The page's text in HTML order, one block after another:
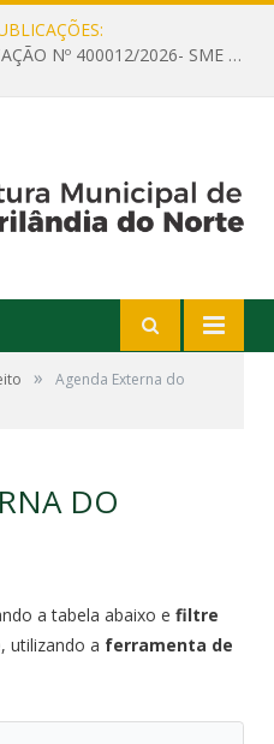
AVISO DE DISPENSA DE LICITAÇÃO Nº 400012/2026- SME – CONTRATAÇÃO DE EMPRESA ESPECIALIZADA PARA LOCAÇÃO DE ÔNIBUS EXECUTIVO COM CAPACIDADE DE 60 (SESSENTA) POLTRONAS, PARA TRANSPORTAR PROFESSORES RESPONSÁVEIS E ALUNOS PARA BRASÍLIA, COM SAÍDA DIA 10/08/2026 E RETORNO DIA 14/08/2026
»
Agenda Externa do
DO
a tabela abaixo e filtre
, utilizando a ferramenta de